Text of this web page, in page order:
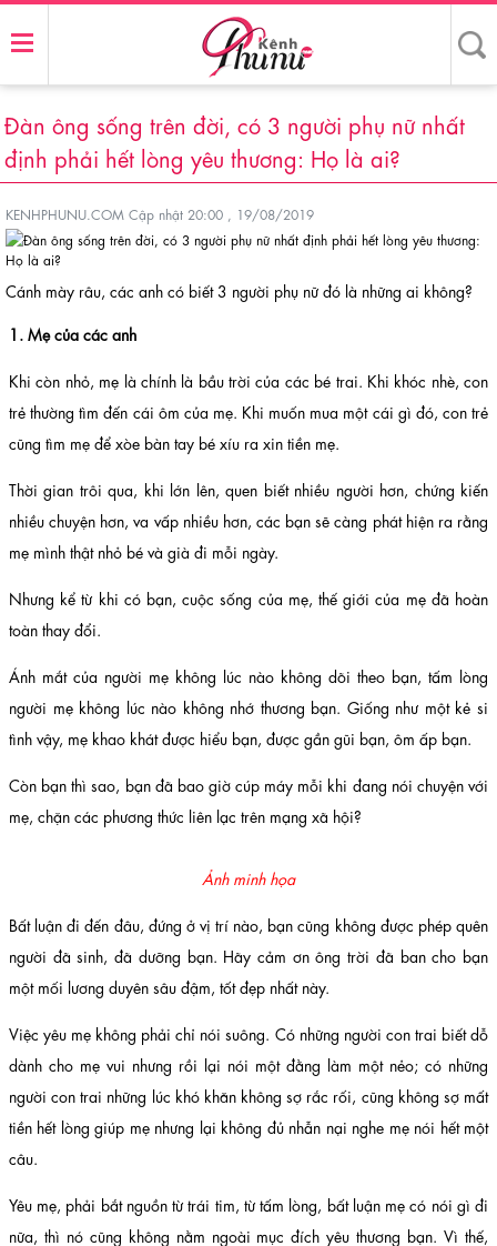
Đàn ông sống trên đời, có 3 người phụ nữ nhất
định phải hết lòng yêu thương: Họ là ai?
KENHPHUNU.COM Cập nhật 20:00 , 19/08/2019
Cánh mày râu, các anh có biết 3 người phụ nữ đó là những ai không?
1. Mẹ của các anh
Khi còn nhỏ, mẹ là chính là bầu trời của các bé trai. Khi khóc nhè, con
trẻ thường tìm đến cái ôm của mẹ. Khi muốn mua một cái gì đó, con trẻ
cũng tìm mẹ để xòe bàn tay bé xíu ra xin tiền mẹ.
Thời gian trôi qua, khi lớn lên, quen biết nhiều người hơn, chứng kiến
nhiều chuyện hơn, va vấp nhiều hơn, các bạn sẽ càng phát hiện ra rằng
mẹ mình thật nhỏ bé và già đi mỗi ngày.
Nhưng kể từ khi có bạn, cuộc sống của mẹ, thế giới của mẹ đã hoàn
toàn thay đổi.
Ánh mắt của người mẹ không lúc nào không dõi theo bạn, tấm lòng
người mẹ không lúc nào không nhớ thương bạn. Giống như một kẻ si
tình vậy, mẹ khao khát được hiểu bạn, được gần gũi bạn, ôm ấp bạn.
Còn bạn thì sao, bạn đã bao giờ cúp máy mỗi khi đang nói chuyện với
mẹ, chặn các phương thức liên lạc trên mạng xã hội?
Ảnh minh họa
Bất luận đi đến đâu, đứng ở vị trí nào, bạn cũng không được phép quên
người đã sinh, đã dưỡng bạn. Hãy cảm ơn ông trời đã ban cho bạn
một mối lương duyên sâu đậm, tốt đẹp nhất này.
Việc yêu mẹ không phải chỉ nói suông. Có những người con trai biết dỗ
dành cho mẹ vui nhưng rồi lại nói một đằng làm một nẻo; có những
người con trai những lúc khó khăn không sợ rắc rối, cũng không sợ mất
tiền hết lòng giúp mẹ nhưng lại không đủ nhẫn nại nghe mẹ nói hết một
câu.
Yêu mẹ, phải bắt nguồn từ trái tim, từ tấm lòng, bất luận mẹ có nói gì đi
nữa, thì nó cũng không nằm ngoài mục đích yêu thương bạn. Vì thế,